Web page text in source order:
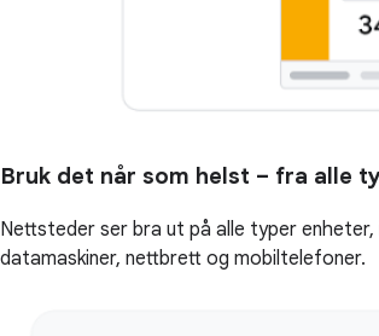
Bruk det når som helst – fra alle
Nettsteder ser bra ut på alle typer enheter,
datamaskiner, nettbrett og mobiltelefoner.